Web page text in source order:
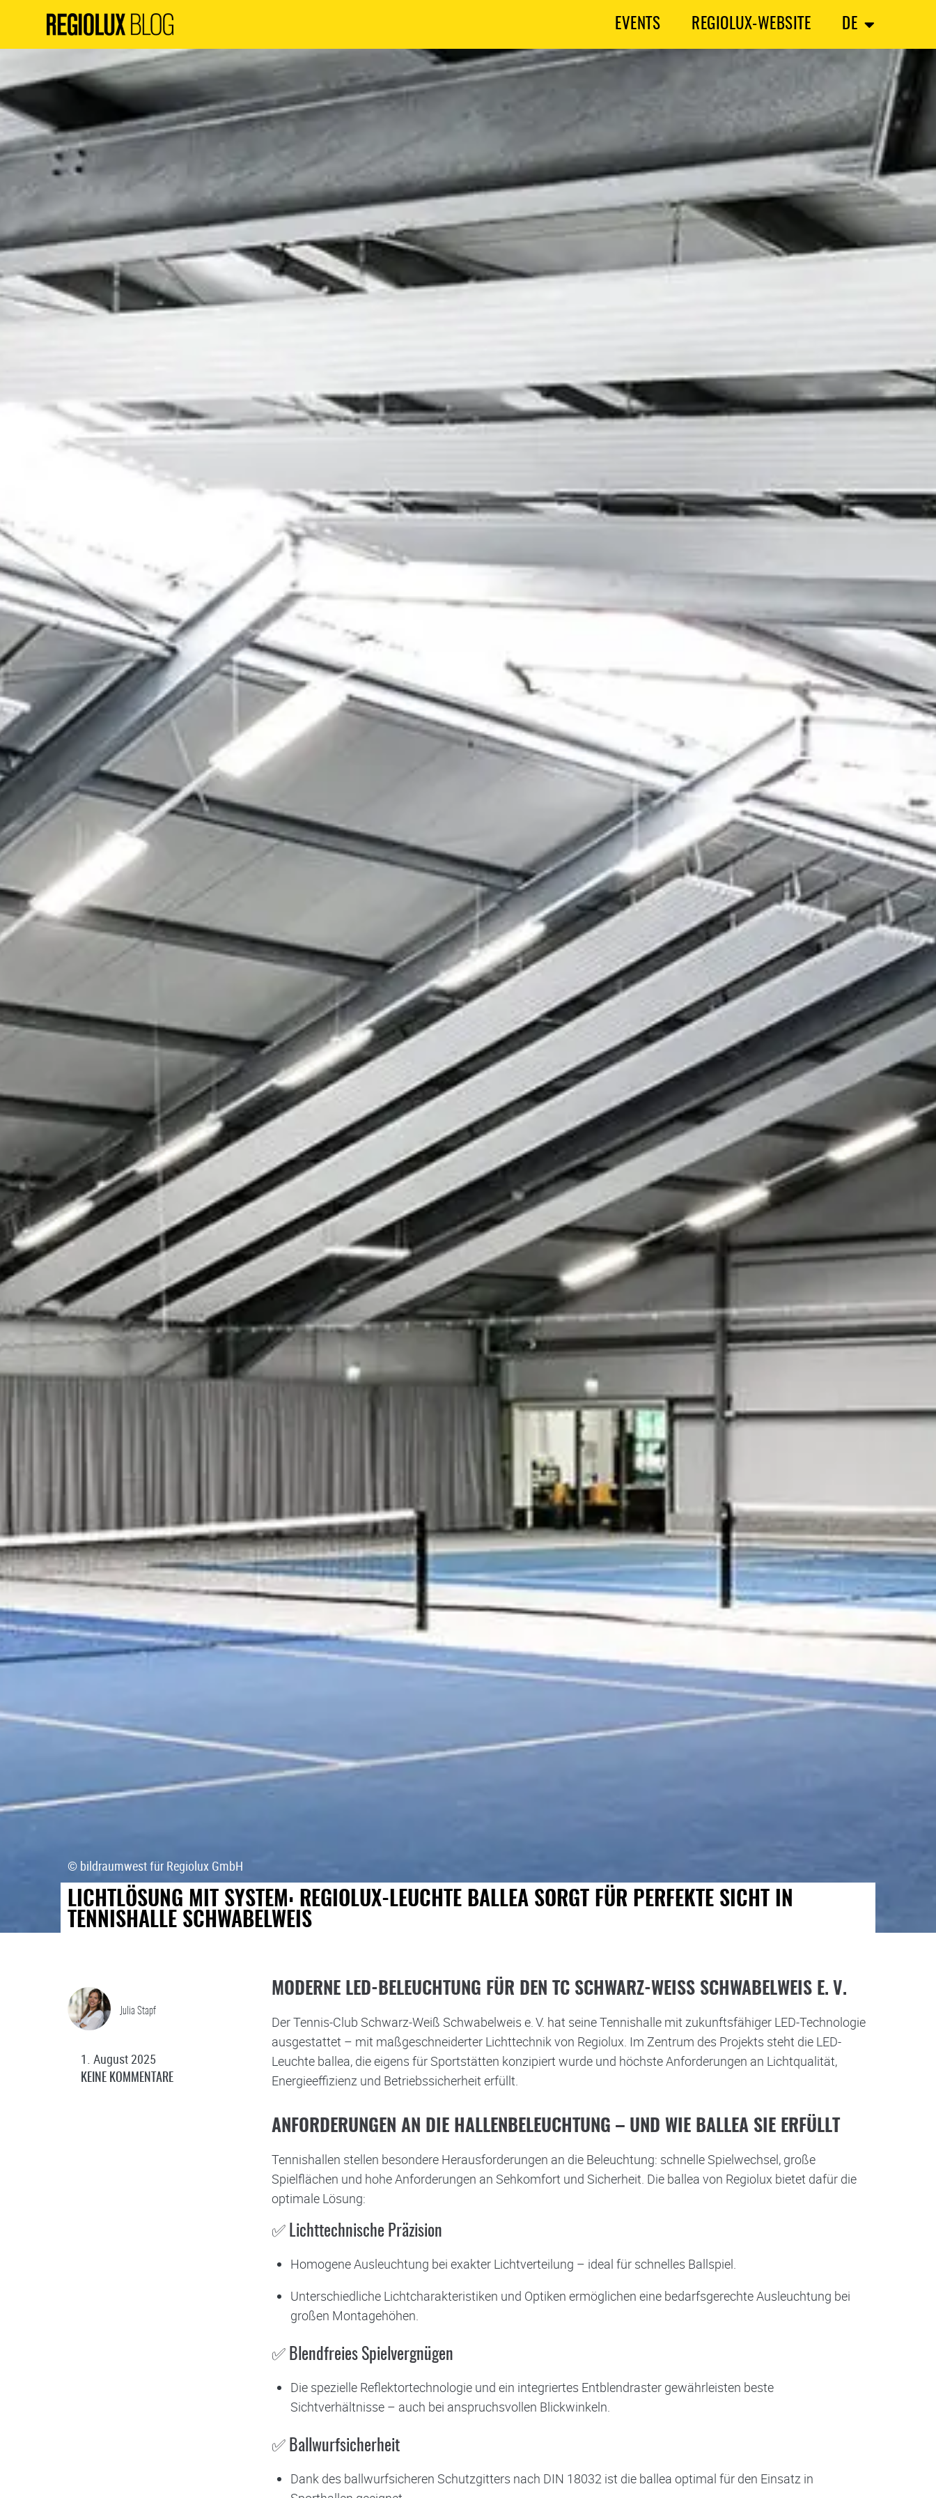
EVENTS REGIOLUX-WEBSITE DE
© bildraumwest für Regiolux GmbH
LICHTLÖSUNG MIT SYSTEM: REGIOLUX-LEUCHTE BALLEA SORGT FÜR PERFEKTE SICHT IN
TENNISHALLE SCHWABELWEIS
Julia Stapf
1. August 2025
KEINE KOMMENTARE
MODERNE LED-BELEUCHTUNG FÜR DEN TC SCHWARZ-WEISS SCHWABELWEIS E. V.
Der Tennis-Club Schwarz-Weiß Schwabelweis e. V. hat seine Tennishalle mit zukunftsfähiger LED-Technologie
ausgestattet – mit maßgeschneiderter Lichttechnik von Regiolux. Im Zentrum des Projekts steht die LED-
Leuchte ballea, die eigens für Sportstätten konzipiert wurde und höchste Anforderungen an Lichtqualität,
Energieeffizienz und Betriebssicherheit erfüllt.
ANFORDERUNGEN AN DIE HALLENBELEUCHTUNG – UND WIE BALLEA SIE ERFÜLLT
Tennishallen stellen besondere Herausforderungen an die Beleuchtung: schnelle Spielwechsel, große
Spielflächen und hohe Anforderungen an Sehkomfort und Sicherheit. Die ballea von Regiolux bietet dafür die
optimale Lösung:
✅ Lichttechnische Präzision
Homogene Ausleuchtung bei exakter Lichtverteilung – ideal für schnelles Ballspiel.
Unterschiedliche Lichtcharakteristiken und Optiken ermöglichen eine bedarfsgerechte Ausleuchtung bei
großen Montagehöhen.
✅ Blendfreies Spielvergnügen
Die spezielle Reflektortechnologie und ein integriertes Entblendraster gewährleisten beste
Sichtverhältnisse – auch bei anspruchsvollen Blickwinkeln.
✅ Ballwurfsicherheit
Dank des ballwurfsicheren Schutzgitters nach DIN 18032 ist die ballea optimal für den Einsatz in
RECENT POSTS
DC-GRID: DIE RÜCKKEHR DES GLEICHSTROMS – UND DER AUFBRUCH IN
EINE NEUE ENERGIEÄRA
GRETTSTADT
MODERNE LICHTLÖSUNGEN FÜR SCHULE IN SCHWEICH
RECENT COMMENTS
BERUFSSCHULE SCHWEINFURT – DR. GEORG SCHÄFER SCHULE
SPENDENÜBERGABE: SRT-LICHTBÄNDER AN DIE DR. GEORG SCHÄFER
BERUFSSCHULE SCHWEINFURT
ANDRE JÖRGEL
Jörg Irmisch
FLICKERMESSUNG BEI REGIOLUX
Julia Stapfzu
ÖKODESIGNVERORDNUNG – WELCHE LAMPEN VERSCHWINDEN?
Julia Stapf zu
HEILIG-HERZ-KIRCHE